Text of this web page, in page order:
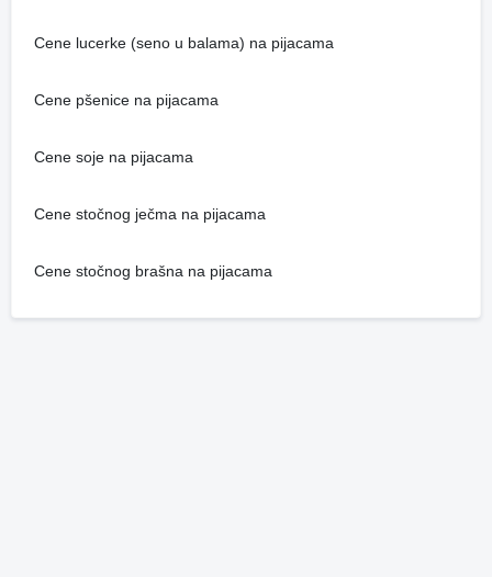
Cene lucerke (seno u balama) na pijacama
Cene pšenice na pijacama
Cene soje na pijacama
Cene stočnog ječma na pijacama
Cene stočnog brašna na pijacama